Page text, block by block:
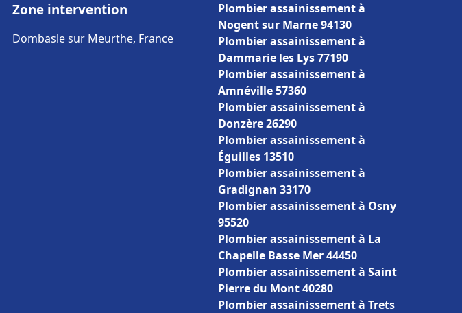
Zone intervention
Dombasle sur Meurthe, France
Plombier assainissement à
Nogent sur Marne 94130
Plombier assainissement à
Dammarie les Lys 77190
Plombier assainissement à
Amnéville 57360
Plombier assainissement à
Donzère 26290
Plombier assainissement à
Éguilles 13510
Plombier assainissement à
Gradignan 33170
Plombier assainissement à Osny
95520
Plombier assainissement à La
Chapelle Basse Mer 44450
Plombier assainissement à Saint
Pierre du Mont 40280
Plombier assainissement à Trets